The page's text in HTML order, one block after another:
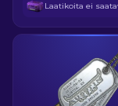
Laatikoita ei